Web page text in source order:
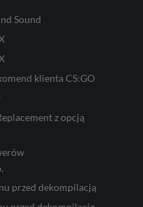
Sound
klienta CS:GO
z opcją
przed dekompilacją